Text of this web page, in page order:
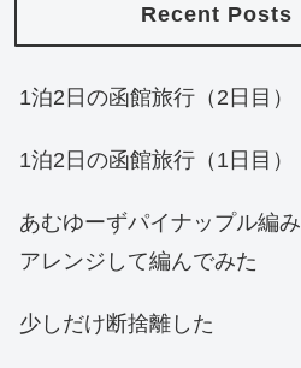
Recent Posts
1泊2日の函館旅行（2日目）
1泊2日の函館旅行（1日目）
あむゆーずパイナップル編
アレンジして編んでみた
少しだけ断捨離した